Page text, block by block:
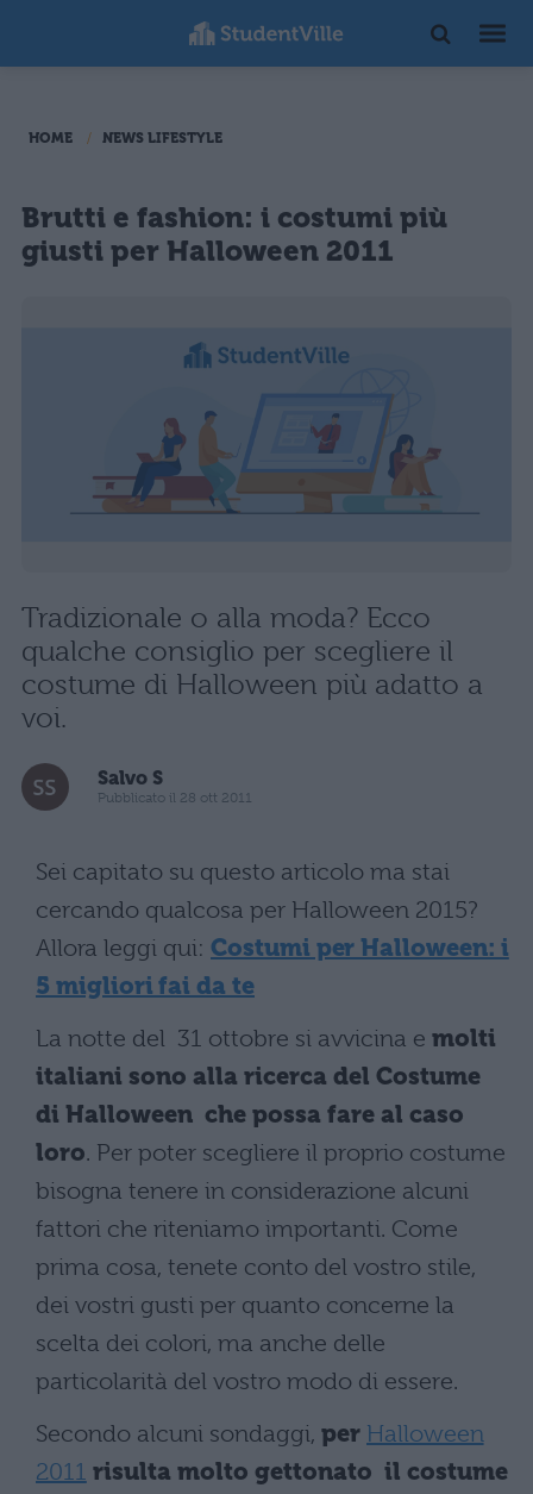
HOME NEWS LIFESTYLE
Brutti e fashion: i costumi più
giusti per Halloween 2011
Tradizionale o alla moda? Ecco
qualche consiglio per scegliere il
costume di Halloween più adatto a
voi.
Salvo S
Pubblicato il 28 ott 2011
Sei capitato su questo articolo ma stai
cercando qualcosa per Halloween 2015?
Allora leggi qui: Costumi per Halloween: i
5 migliori fai da te
La notte del 31 ottobre si avvicina e molti
italiani sono alla ricerca del Costume
di Halloween che possa fare al caso
loro. Per poter scegliere il proprio costume
bisogna tenere in considerazione alcuni
fattori che riteniamo importanti. Come
prima cosa, tenete conto del vostro stile,
dei vostri gusti per quanto concerne la
scelta dei colori, ma anche delle
particolarità del vostro modo di essere.
Secondo alcuni sondaggi, per Halloween
2011 risulta molto gettonato il costume